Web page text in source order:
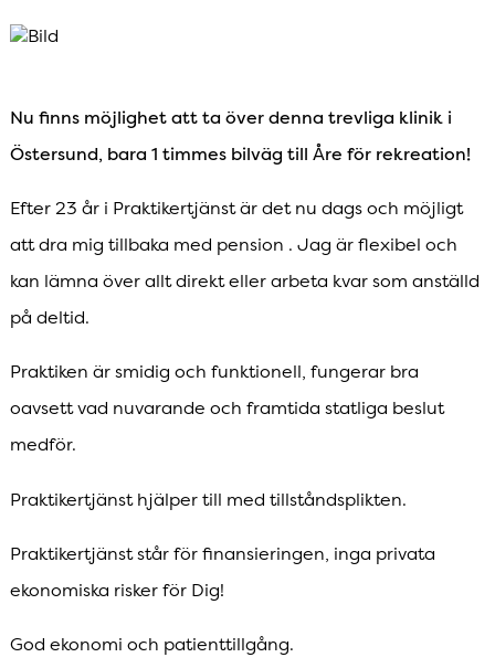
Nu finns möjlighet att ta över denna trevliga klinik i
Östersund, bara 1 timmes bilväg till Åre för rekreation!
Efter 23 år i Praktikertjänst är det nu dags och möjligt
att dra mig tillbaka med pension . Jag är flexibel och
kan lämna över allt direkt eller arbeta kvar som anställd
på deltid.
Praktiken är smidig och funktionell, fungerar bra
oavsett vad nuvarande och framtida statliga beslut
medför.
Praktikertjänst hjälper till med tillståndsplikten.
Praktikertjänst står för finansieringen, inga privata
ekonomiska risker för Dig!
God ekonomi och patienttillgång.